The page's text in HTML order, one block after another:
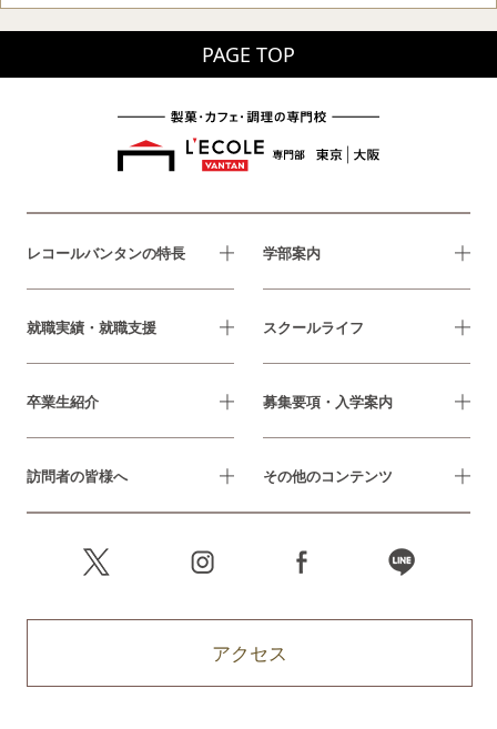
PAGE TOP
レコールバンタンの特長 学部案内
就職実績・就職支援 スクールライフ
卒業生紹介 募集要項・入学案内
訪問者の皆様へ その他のコンテンツ
アクセス